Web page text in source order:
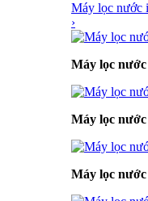
Máy lọc nước
›
Máy lọc
Máy lọc
Máy lọc